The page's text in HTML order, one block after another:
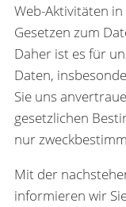
Web-Aktivitäten
Gesetzen zum
Daher ist es für
Daten,
Sie uns
gesetzlichen
nur
Mit der
informieren wir